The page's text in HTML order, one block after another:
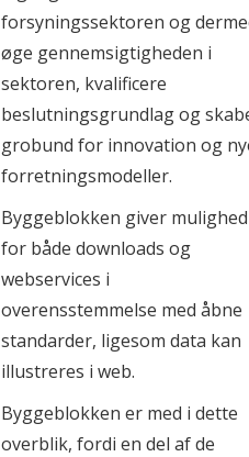
forsyningssektoren og
øge gennemsigtigheden i
sektoren, kvalificere
beslutningsgrundlag og
grobund for innovation og
forretningsmodeller.
Byggeblokken giver mulighed
for både downloads og
webservices i
overensstemmelse med åbne
standarder, ligesom data kan
illustreres i web.
Byggeblokken er med i dette
overblik, fordi en del af de